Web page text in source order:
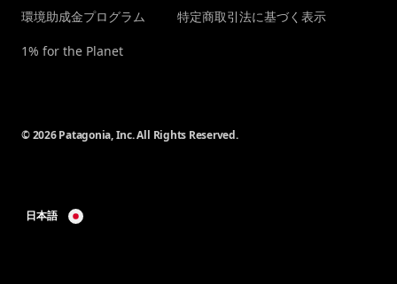
環境助成金プログラム
1% for the Planet
特定商取引法に基づく表示
© 2026 Patagonia, Inc. All Rights Reserved.
日本語